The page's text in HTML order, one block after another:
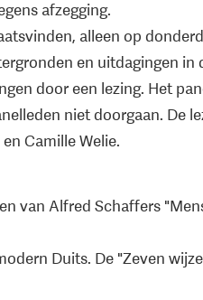
afzegging.
alleen op
en uitdagingen in
door een lezing. Het
niet doorgaan. De
Camille Welie.
van Alfred Schaffers
Duits. De "Zeven